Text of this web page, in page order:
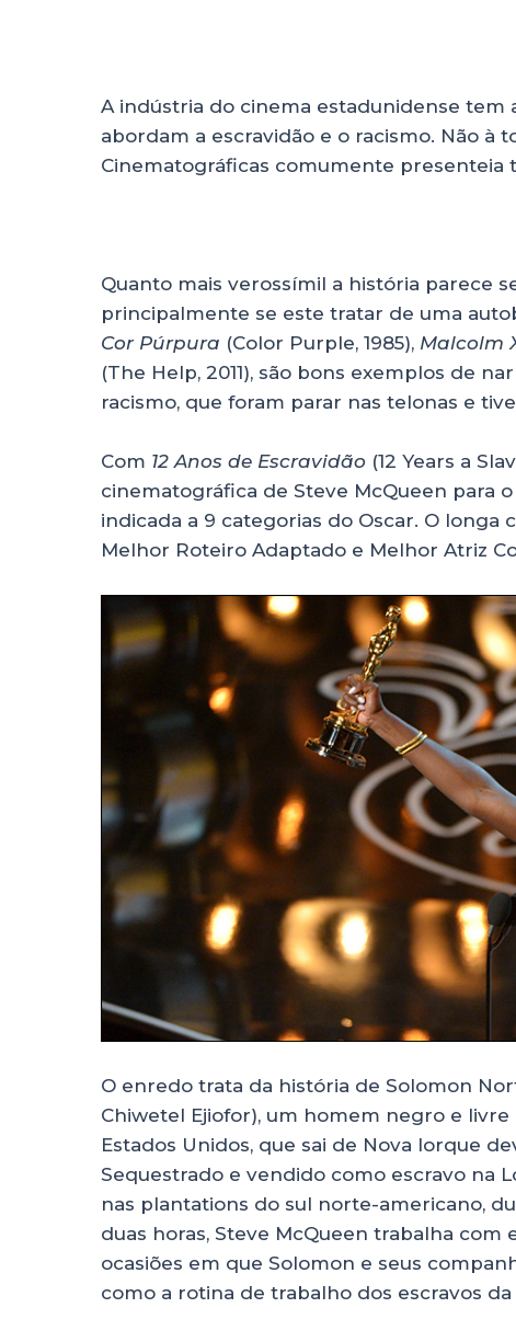
A
p
p
b
o
o
dI
n
A indústria do cinema estadunidense tem
abordam a escravidão e o racismo. Não à
Cinematográficas comumente presenteia
Quanto mais verossímil a história parece
principalmente se este tratar de uma
Cor Púrpura (Color Purple, 1985), Malcolm
(The Help, 2011), são bons exemplos de
racismo, que foram parar nas telonas e
Com 12 Anos de Escravidão (12 Years a
cinematográfica de Steve McQueen para
indicada a 9 categorias do Oscar. O
Melhor Roteiro Adaptado e Melhor Atriz
O enredo trata da história de Solomon
Chiwetel Ejiofor), um homem negro e
Estados Unidos, que sai de Nova Iorque
Sequestrado e vendido como escravo na
nas plantations do sul norte-americano,
duas horas, Steve McQueen trabalha
ocasiões em que Solomon e seus
como a rotina de trabalho dos escravos da